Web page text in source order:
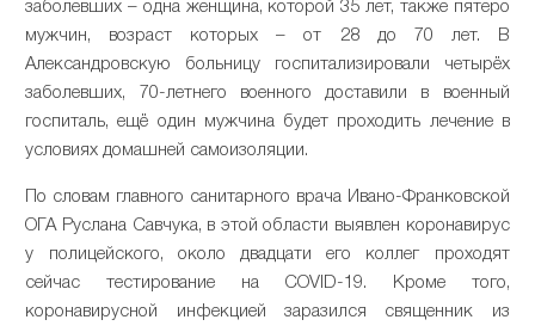
заболевших – одна женщина, которой 35 лет, также пятеро
мужчин, возраст которых – от 28 до 70 лет. В
Александровскую больницу госпитализировали четырёх
заболевших, 70-летнего военного доставили в военный
госпиталь, ещё один мужчина будет проходить лечение в
условиях домашней самоизоляции.
По словам главного санитарного врача Ивано-Франковской
ОГА Руслана Савчука, в этой области выявлен коронавирус
у полицейского, около двадцати его коллег проходят
сейчас тестирование на COVID-19. Кроме того,
коронавирусной инфекцией заразился священник из